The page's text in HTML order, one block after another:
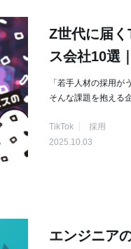
Z世代に届
ス会社10選
「若手人材の採用
そんな課題を抱える
TikTok
採用
2025.10.03
エンジニア